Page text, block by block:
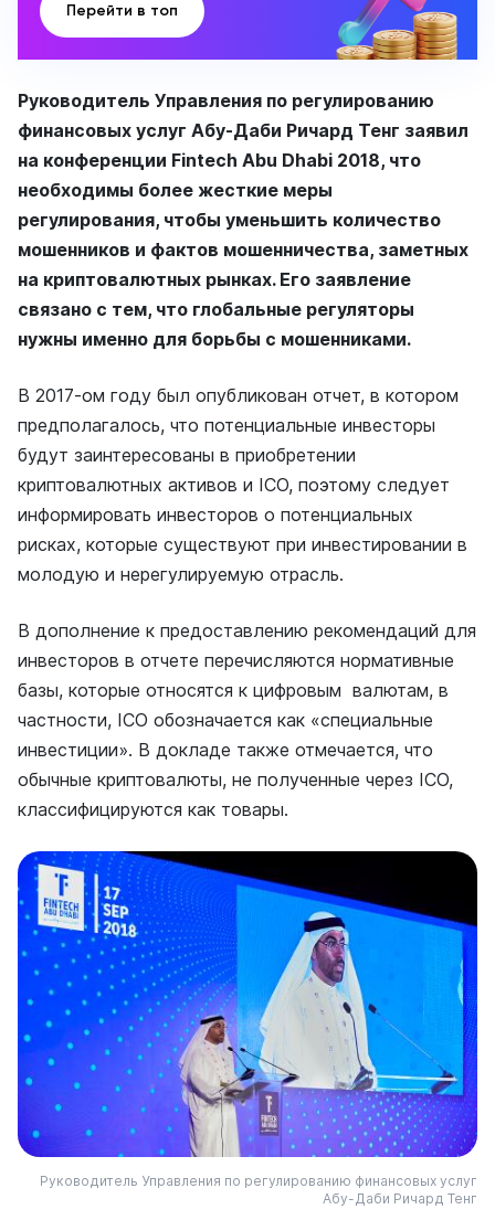
Перейти в топ
Руководитель Управления по регулированию
финансовых услуг Абу-Даби Ричард Тенг заявил
на конференции Fintech Abu Dhabi 2018, что
необходимы более жесткие меры
регулирования, чтобы уменьшить количество
мошенников и фактов мошенничества, заметных
на криптовалютных рынках. Его заявление
связано с тем, что глобальные регуляторы
нужны именно для борьбы с мошенниками.
В 2017-ом году был опубликован отчет, в котором
предполагалось, что потенциальные инвесторы
будут заинтересованы в приобретении
криптовалютных активов и ICO, поэтому следует
информировать инвесторов о потенциальных
рисках, которые существуют при инвестировании в
молодую и нерегулируемую отрасль.
В дополнение к предоставлению рекомендаций для
инвесторов в отчете перечисляются нормативные
базы, которые относятся к цифровым валютам, в
частности, ICO обозначается как «специальные
инвестиции». В докладе также отмечается, что
обычные криптовалюты, не полученные через ICO,
классифицируются как товары.
Руководитель Управления по регулированию финансовых услуг
Абу-Даби Ричард Тенг